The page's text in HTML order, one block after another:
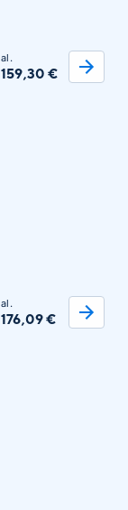
al.
159,30 €
al.
176,09 €